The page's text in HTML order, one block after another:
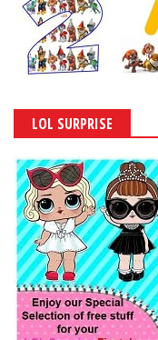
LOL SURPRISE